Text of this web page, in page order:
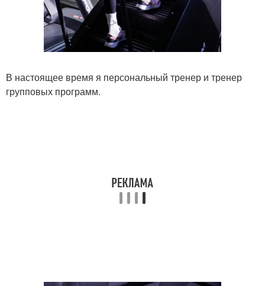
В настоящее время я персональный тренер и тренер
групповых программ.